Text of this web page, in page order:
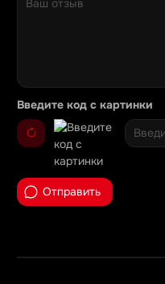
Введите код с картинки
Отправить